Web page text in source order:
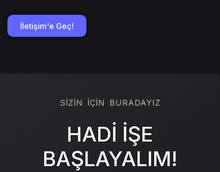
İletişim'e Geç!
SİZİN İÇİN BURADAYIZ
HADİ İŞE
BAŞLAYALIM!